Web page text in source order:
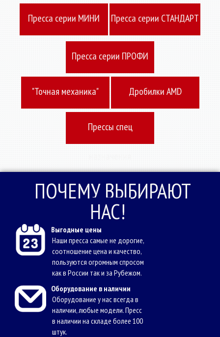
Пресcа серии МИНИ Пресcа серии СТАНДАРТ
Пресcа серии ПРОФИ
"Точная механика" Дробилки AMD
Прессы спец
ПОЧЕМУ ВЫБИРАЮТ
НАС!
Выгодные цены
Наши пресса самые не дорогие,
соотношение цена и качество,
пользуются огромным спросом
как в России так и за Рубежом.
Оборудование в наличии
Оборудование у нас всегда в
наличии, любые модели. Пресс
в наличии на складе более 100
штук.